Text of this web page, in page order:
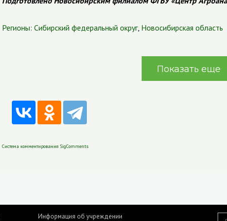
Регионы: Сибирский федеральный округ, Новосибирская область
Показать еще
Система комментирования SigComments
Информация об учреждении